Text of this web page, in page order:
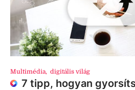
Multimédia, digitális világ
7 tipp, hogyan